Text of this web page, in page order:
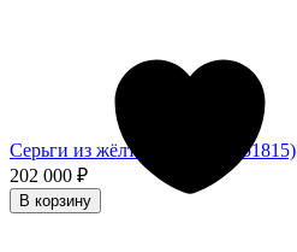
Серьги из жёлтого золота (051815)
202 000 ₽
В корзину